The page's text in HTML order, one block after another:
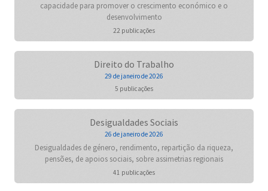
capacidade para promover o crescimento económico e o
desenvolvimento
22 publicações
Direito do Trabalho
29 de janeiro de 2026
5 publicações
Desigualdades Sociais
26 de janeiro de 2026
Desigualdades de género, rendimento, repartição da riqueza,
pensões, de apoios sociais, sobre assimetrias regionais
41 publicações